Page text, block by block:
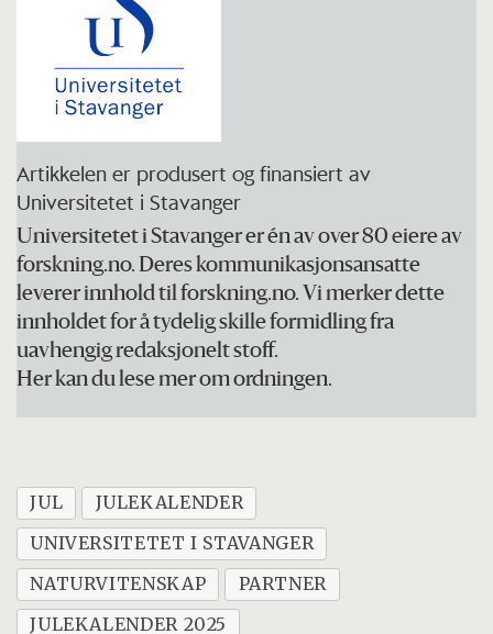
Artikkelen er produsert og finansiert av
Universitetet i Stavanger
Universitetet i Stavanger er én av over 80 eiere av
forskning.no. Deres kommunikasjonsansatte
leverer innhold til forskning.no. Vi merker dette
innholdet for å tydelig skille formidling fra
uavhengig redaksjonelt stoff.
Her kan du lese mer om ordningen.
JUL
JULEKALENDER
UNIVERSITETET I STAVANGER
NATURVITENSKAP
PARTNER
JULEKALENDER 2025